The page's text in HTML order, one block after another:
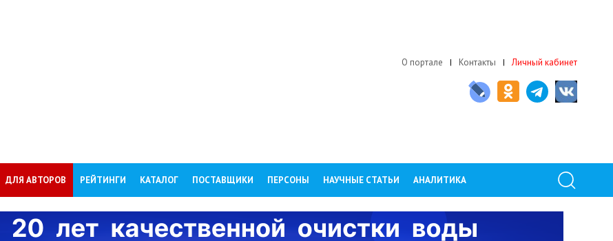
О портале Контакты Личный кабинет
ДЛЯ АВТОРОВ РЕЙТИНГИ КАТАЛОГ ПОСТАВЩИКИ ПЕРСОНЫ НАУЧНЫЕ СТАТЬИ АНАЛИТИКА